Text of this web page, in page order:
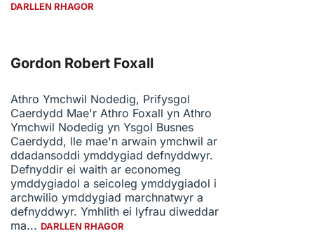
DARLLEN RHAGOR
Gordon Robert Foxall
Athro Ymchwil Nodedig, Prifysgol
Caerdydd Mae'r Athro Foxall yn Athro
Ymchwil Nodedig yn Ysgol Busnes
Caerdydd, lle mae'n arwain ymchwil ar
ddadansoddi ymddygiad defnyddwyr.
Defnyddir ei waith ar economeg
ymddygiadol a seicoleg ymddygiadol i
archwilio ymddygiad marchnatwyr a
defnyddwyr. Ymhlith ei lyfrau diweddar
ma... DARLLEN RHAGOR